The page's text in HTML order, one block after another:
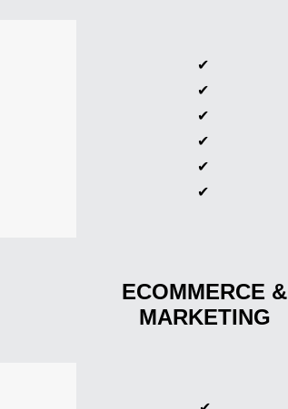
✔
✔
✔
✔
✔
✔
ECOMMERCE &
MARKETING